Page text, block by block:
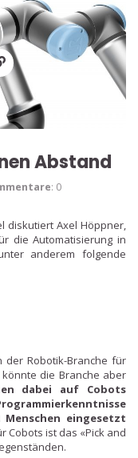
Abstand
: 0
diskutiert Axel Höppner,
die Automatisierung in
anderem folgende
der Robotik-Branche für
die Branche aber
dabei auf Cobots
eingesetzt
Cobots ist das «Pick and